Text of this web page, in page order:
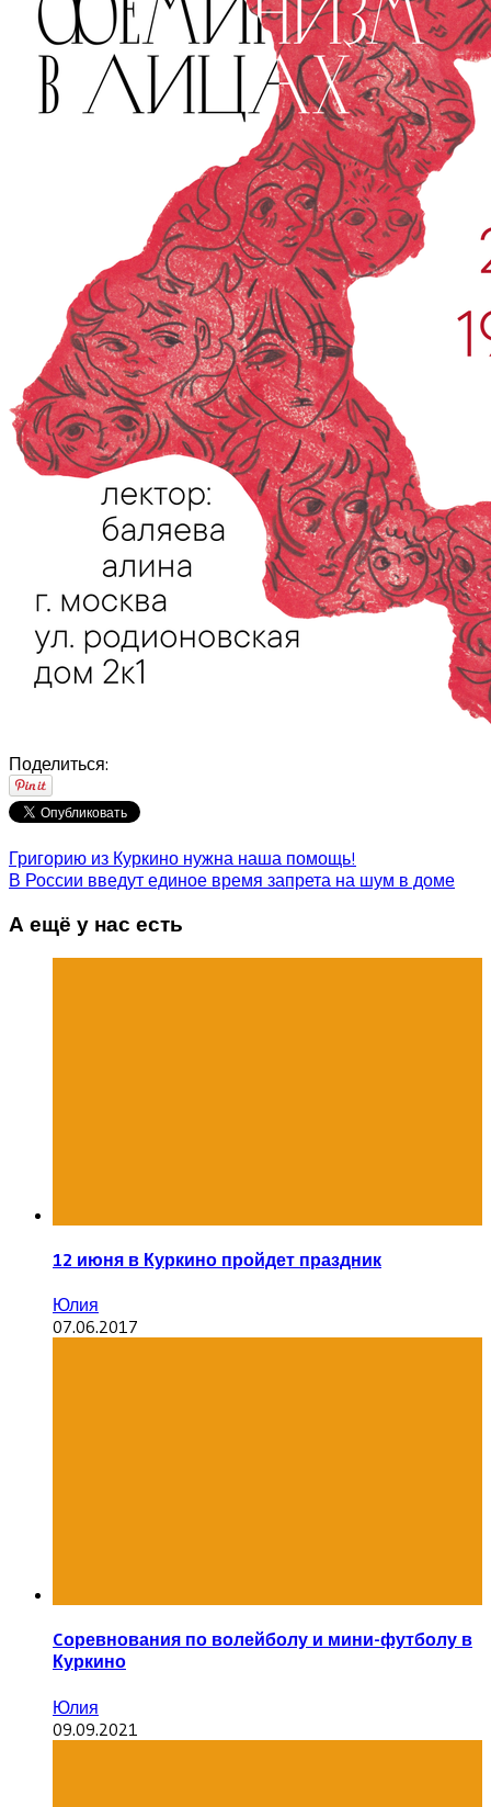
Поделиться:
Григорию из Куркино нужна наша помощь!
В России введут единое время запрета на шум в доме
А ещё у нас есть
12 июня в Куркино пройдет праздник
Юлия
07.06.2017
Cоревнования по волейболу и мини-футболу в
Куркино
Юлия
09.09.2021